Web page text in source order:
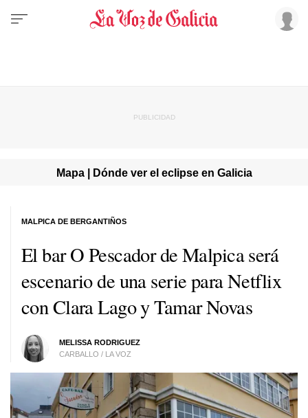
Mapa | Dónde ver el eclipse en Galicia
El bar O Pescador de Malpica será
escenario de una serie para Netflix
con Clara Lago y Tamar Novas
MELISSA RODRIGUEZ
CARBALLO / LA VOZ
MALPICA DE BERGANTIÑOS